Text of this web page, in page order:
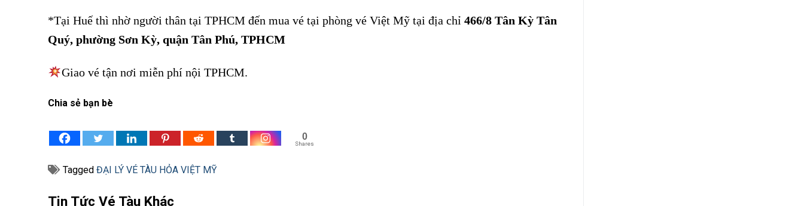
*Tại Huế thì nhờ người thân tại TPHCM đến mua vé tại phòng vé Việt Mỹ tại địa chỉ 466/8 Tân Kỳ Tân
Quý, phường Sơn Kỳ, quận Tân Phú, TPHCM
Giao vé tận nơi miễn phí nội TPHCM.
Chia sẻ bạn bè
0
Shares
Tagged ĐẠI LÝ VÉ TÀU HỎA VIỆT MỸ
Tin Tức Vé Tàu Khác